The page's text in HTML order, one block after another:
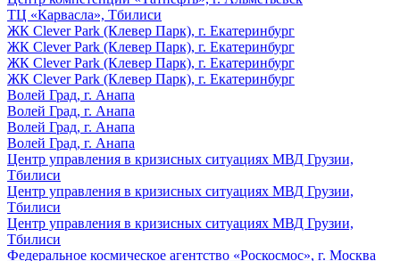
ТЦ «Карвасла», Тбилиси
ЖК Clever Park (Клевер Парк), г. Екатеринбург
ЖК Clever Park (Клевер Парк), г. Екатеринбург
ЖК Clever Park (Клевер Парк), г. Екатеринбург
ЖК Clever Park (Клевер Парк), г. Екатеринбург
Волей Град, г. Анапа
Волей Град, г. Анапа
Волей Град, г. Анапа
Волей Град, г. Анапа
Центр управления в кризисных ситуациях МВД Грузии,
Тбилиси
Центр управления в кризисных ситуациях МВД Грузии,
Тбилиси
Центр управления в кризисных ситуациях МВД Грузии,
Тбилиси
Федеральное космическое агентство «Роскосмос», г. Москва